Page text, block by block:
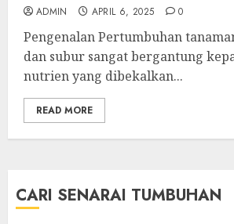
ADMIN APRIL 6, 2025 0
Pengenalan Pertumbuhan
dan subur sangat bergantung
nutrien yang dibekalkan...
READ MORE
CARI SENARAI TUMBUHAN